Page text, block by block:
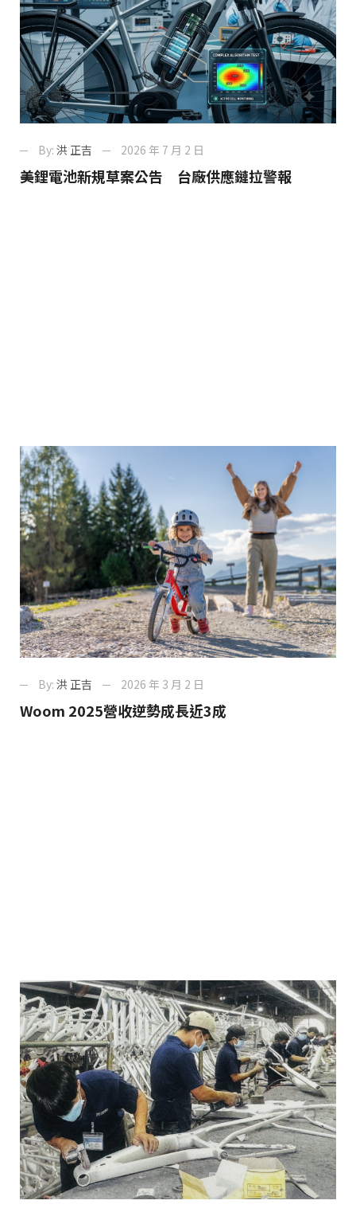
By: 洪 正吉 2026 年 7 月 2 日
美鋰電池新規草案公告 台廠供應鏈拉警報
By: 洪 正吉 2026 年 3 月 2 日
Woom 2025營收逆勢成長近3成